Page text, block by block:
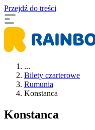
Przejdź do treści
...
Bilety czarterowe
Rumunia
Konstanca
Konstanca